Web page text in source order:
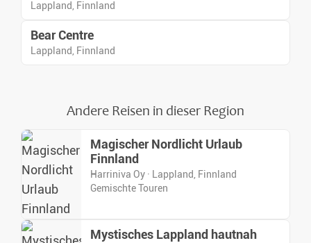
Lappland, Finnland
Bear Centre
Lappland, Finnland
Andere Reisen in dieser Region
Magischer Nordlicht Urlaub
Finnland
Harriniva Oy · Lappland, Finnland
Gemischte Touren
Mystisches Lappland hautnah